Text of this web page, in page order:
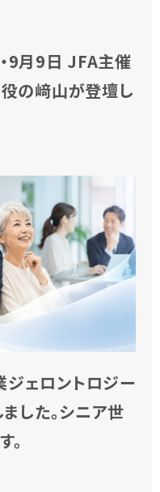
9月9日 JFA主催
の﨑山が登壇し
ジェロントロジー
した。シニア世
。